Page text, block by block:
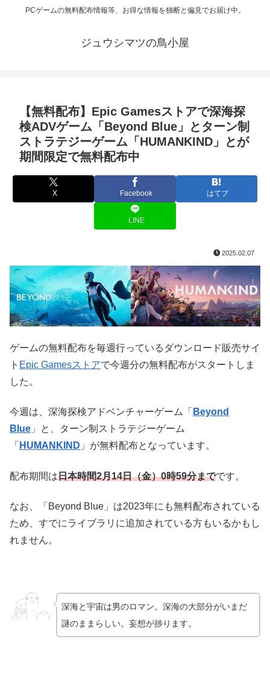
PCゲームの無料配布情報等、お得な情報を独断と偏見でお届け中。
ジュウシマツの鳥小屋
【無料配布】Epic Gamesストアで深海探
検ADVゲーム「Beyond Blue」とターン制
ストラテジーゲーム「HUMANKIND」とが
期間限定で無料配布中
X Facebook はてブ
LINE
2025.02.07
ゲームの無料配布を毎週行っているダウンロード販売サイ
ト Epic Gamesストアで今週分の無料配布がスタートしま
した。
今週は、深海探検アドベンチャーゲーム「 Beyond
Blue 」と、ターン制ストラテジーゲーム
「 HUMANKIND 」が無料配布となっています。
配布期間は日本時間2月14日（金）0時59分までです。
なお、「Beyond Blue」は2023年にも無料配布されている
ため、すでにライブラリに追加されている方もいるかもし
れません。
深海と宇宙は男のロマン。深海の大部分がいまだ
謎のままらしい。妄想が捗ります。